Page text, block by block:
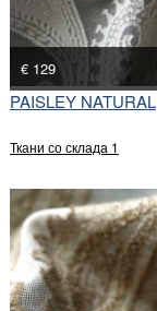
€ 129
PAISLEY NATURAL
Ткани со склада 1